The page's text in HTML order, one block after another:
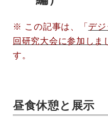
※ この記事は、「 デ
回研究大会に参加しま
す。
昼食休憩と展示